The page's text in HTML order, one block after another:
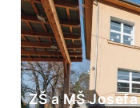
ZŠ a MŠ